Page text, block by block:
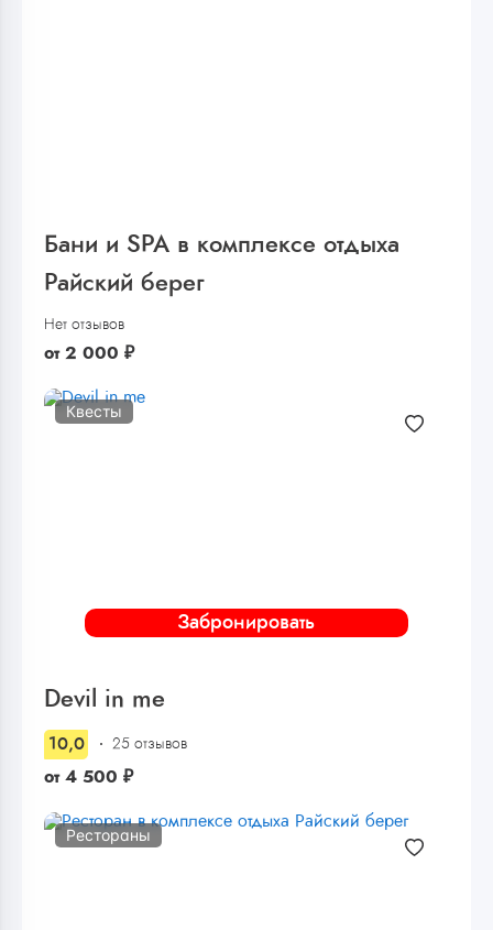
Бани и SPA в комплексе отдыха
Райский берег
Нет отзывов
от 2 000 ₽
Забронировать
Квесты
Devil in me
10,0 25 отзывов
от 4 500 ₽
Рестораны